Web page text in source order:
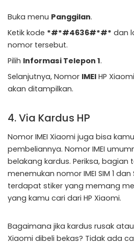
Buka menu Panggilan.
Ketik kode *#*#4636#*#* dan
nomor tersebut.
Pilih Informasi Telepon 1.
Selanjutnya, Nomor IMEI HP
akan ditampilkan.
4. Via Kardus HP
Nomor IMEI Xiaomi juga bisa
pembeliannya. Nomor IMEI
belakang kardus. Periksa, bagian
menemukan nomor IMEI SIM 1 dan
terdapat stiker yang memang
yang kamu cari dari HP Xiaomi.
Bagaimana jika kardus rusak
Xiaomi dibeli bekas? Tidak ada